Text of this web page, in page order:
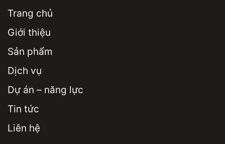
Trang chủ
Giới thiệu
Sản phẩm
Dịch vụ
Dự án – năng lực
Tin tức
Liên hệ